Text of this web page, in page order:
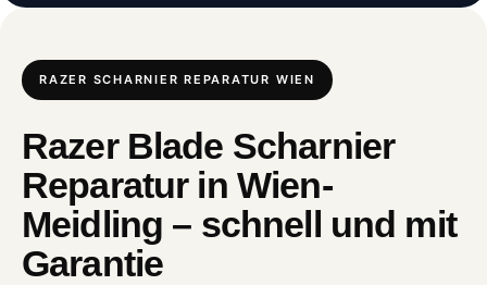
RAZER SCHARNIER REPARATUR WIEN
Razer Blade Scharnier
Reparatur in Wien-
Meidling – schnell und mit
Garantie